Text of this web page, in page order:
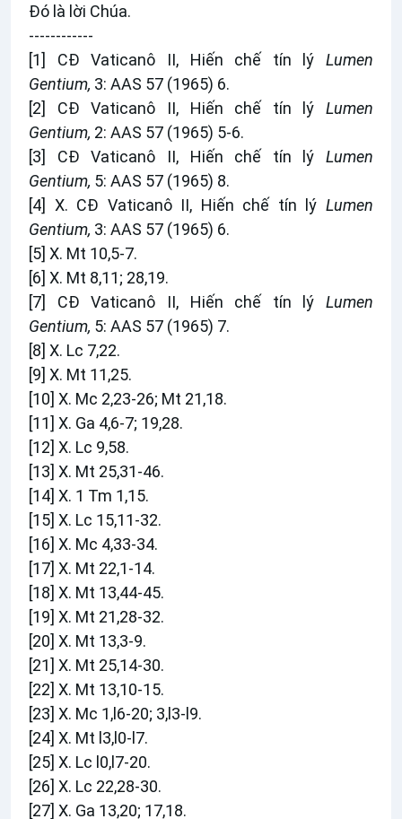
Ðó là lời Chúa.
------------
[1]
CĐ Vaticanô II, Hiến chế tín lý Lumen
Gentium, 3: AAS 57 (1965) 6.
[2]
CĐ Vaticanô II, Hiến chế tín lý Lumen
Gentium, 2: AAS 57 (1965) 5-6.
[3]
CĐ Vaticanô II, Hiến chế tín lý Lumen
Gentium, 5: AAS 57 (1965) 8.
[4]
X. CĐ Vaticanô II, Hiến chế tín lý Lumen
Gentium, 3: AAS 57 (1965) 6.
[5] X. Mt 10,5-7.
[6] X. Mt 8,11; 28,19.
[7]
CĐ Vaticanô II, Hiến chế tín lý Lumen
Gentium, 5: AAS 57 (1965) 7.
[8] X. Lc 7,22.
[9] X. Mt 11,25.
[10] X. Mc 2,23-26; Mt 21,18.
[11] X. Ga 4,6-7; 19,28.
[12] X. Lc 9,58.
[13] X. Mt 25,31-46.
[14] X. 1 Tm 1,15.
[15] X. Lc 15,11-32.
[16] X. Mc 4,33-34.
[17] X. Mt 22,1-14.
[18] X. Mt 13,44-45.
[19] X. Mt 21,28-32.
[20] X. Mt 13,3-9.
[21] X. Mt 25,14-30.
[22] X. Mt 13,10-15.
[23] X. Mc 1,l6-20; 3,l3-l9.
[24] X. Mt l3,l0-l7.
[25] X. Lc l0,l7-20.
[26] X. Lc 22,28-30.
[27] X. Ga 13,20; 17,18.